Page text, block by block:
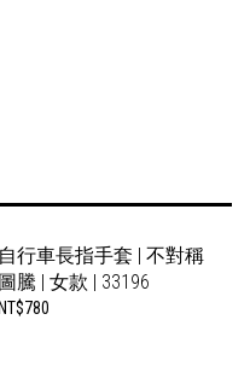
自行車長指手套 | 不對稱
圖騰 | 女款 | 33196
NT$780